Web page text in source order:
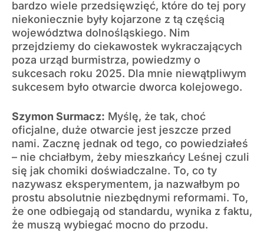
bardzo wiele przedsięwzięć, które do tej pory
niekoniecznie były kojarzone z tą częścią
województwa dolnośląskiego. Nim
przejdziemy do ciekawostek wykraczających
poza urząd burmistrza, powiedzmy o
sukcesach roku 2025. Dla mnie niewątpliwym
sukcesem było otwarcie dworca kolejowego.
Szymon Surmacz: Myślę, że tak, choć
oficjalne, duże otwarcie jest jeszcze przed
nami. Zacznę jednak od tego, co powiedziałeś
– nie chciałbym, żeby mieszkańcy Leśnej czuli
się jak chomiki doświadczalne. To, co ty
nazywasz eksperymentem, ja nazwałbym po
prostu absolutnie niezbędnymi reformami. To,
że one odbiegają od standardu, wynika z faktu,
że muszą wybiegać mocno do przodu.